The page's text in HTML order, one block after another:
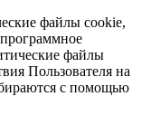
файлы cookie,
файлы
Пользователя на
с помощью